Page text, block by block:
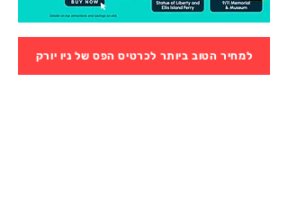
למחיר הטוב ביותר לכרטיס הפס של ניו יורק